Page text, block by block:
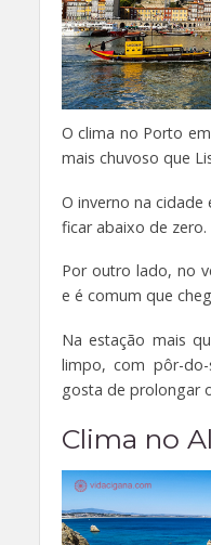
O clima no Porto
mais chuvoso que
O inverno na
ficar abaixo de zero.
Por outro lado, no
e é comum que
Na estação mais
limpo, com pôr-
gosta de prolongar
Clima no